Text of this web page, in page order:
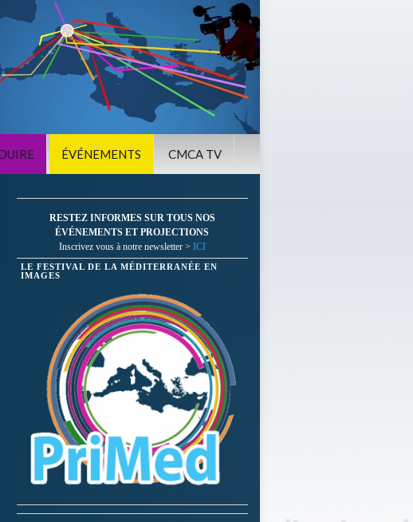
ÉVÉNEMENTS CMCA TV
RESTEZ INFORMES SUR TOUS NOS
ÉVÉNEMENTS ET PROJECTIONS
Inscrivez vous à notre newsletter > ICI
LE FESTIVAL DE LA MÉDITERRANÉE EN
IMAGES